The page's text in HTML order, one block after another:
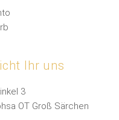
Ihr uns
3
OT Groß Särchen